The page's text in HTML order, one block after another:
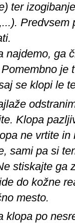
ter
Predvsem
najdemo, ga
je
se klopi le
Klopa
ne vrtite
sami pa si
stiskajte ga
do kožne
mesto.
klopa po